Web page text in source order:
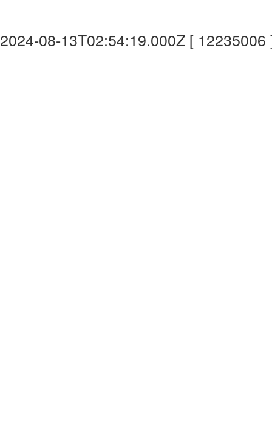
2024-08-13T02:54:19.000Z [ 12235006